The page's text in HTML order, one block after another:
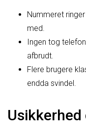
Nummeret
med.
Ingen tog
afbrudt.
Flere brugere
endda svindel.